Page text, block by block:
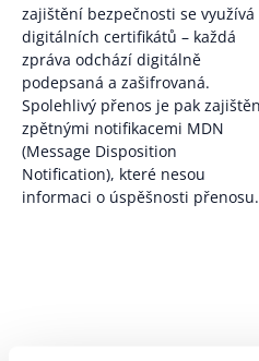
zajištění bezpečnosti se využívá
digitálních certifikátů – každá
zpráva odchází digitálně
podepsaná a zašifrovaná.
Spolehlivý přenos je pak zajištěn
zpětnými notifikacemi MDN
(Message Disposition
Notification), které nesou
informaci o úspěšnosti přenosu.